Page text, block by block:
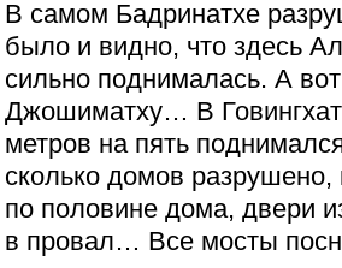
В самом Бадринатхе
было и видно, что здесь
сильно поднималась. А
Джошиматху… В
метров на пять
сколько домов разрушено,
по половине дома, двери
в провал… Все мосты